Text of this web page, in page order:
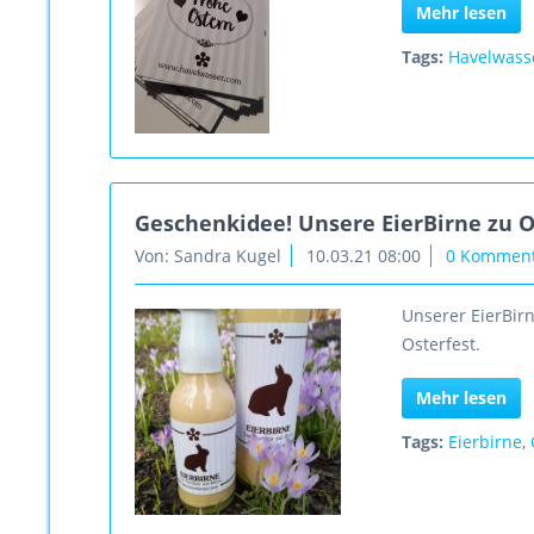
Mehr lesen
Tags:
Geschenkidee! Unsere EierBirne zu
Von: Sandra Kugel 10.03.21 08:00 0
Unserer
Osterfest.
Mehr lesen
Tags: Eierbirne,